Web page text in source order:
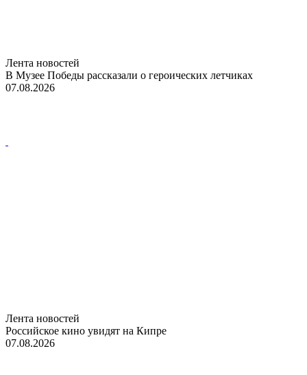
Лента новостей
В Музее Победы рассказали о героических летчиках
07.08.2026
Лента новостей
Российское кино увидят на Кипре
07.08.2026